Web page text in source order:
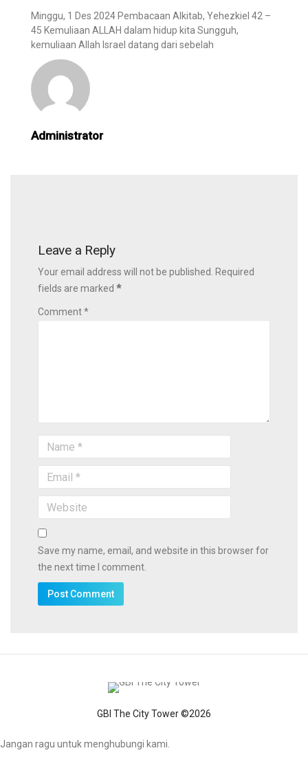
Administrator
Minggu, 1 Des 2024 Pembacaan Alkitab, Yehezkiel 42 –
45 Kemuliaan ALLAH dalam hidup kita Sungguh,
kemuliaan Allah Israel datang dari sebelah
Leave a Reply
Your email address will not be published. Required
fields are marked *
Comment *
Save my name, email, and website in this browser for
the next time I comment.
GBI The City Tower ©2026
Jangan ragu untuk menghubungi kami.